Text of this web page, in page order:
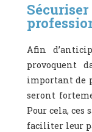
Afin
provoquent
important de
seront
Pour cela,
faciliter leur